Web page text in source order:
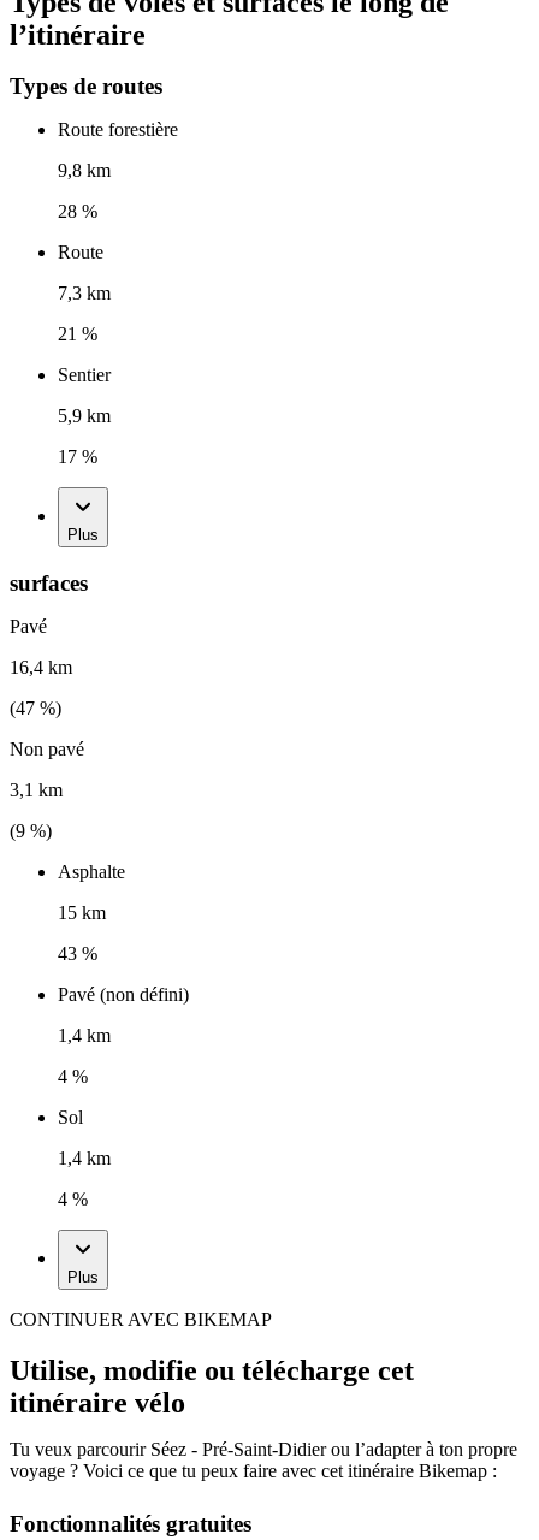
l’itinéraire
Types de routes
Route forestière
9,8 km
28 %
Route
7,3 km
21 %
Sentier
5,9 km
17 %
Plus
surfaces
Pavé
16,4 km
(47 %)
Non pavé
3,1 km
(9 %)
Asphalte
15 km
43 %
Pavé (non défini)
1,4 km
4 %
Sol
1,4 km
4 %
Plus
CONTINUER AVEC BIKEMAP
Utilise, modifie ou télécharge cet
itinéraire vélo
Tu veux parcourir Séez - Pré-Saint-Didier ou l’adapter à ton propre
voyage ? Voici ce que tu peux faire avec cet itinéraire Bikemap :
Fonctionnalités gratuites